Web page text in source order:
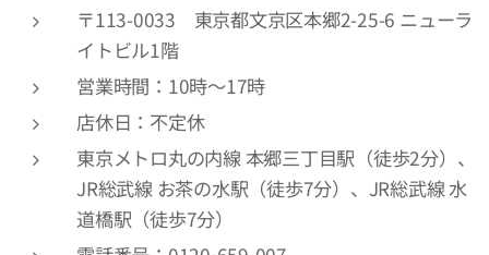
〒113-0033 東京都文京区本郷2-25-6 ニューラ
イトビル1階
営業時間：10時～17時
店休日：不定休
東京メトロ丸の内線 本郷三丁目駅（徒歩2分）、
JR総武線 お茶の水駅（徒歩7分）、JR総武線 水
道橋駅（徒歩7分）